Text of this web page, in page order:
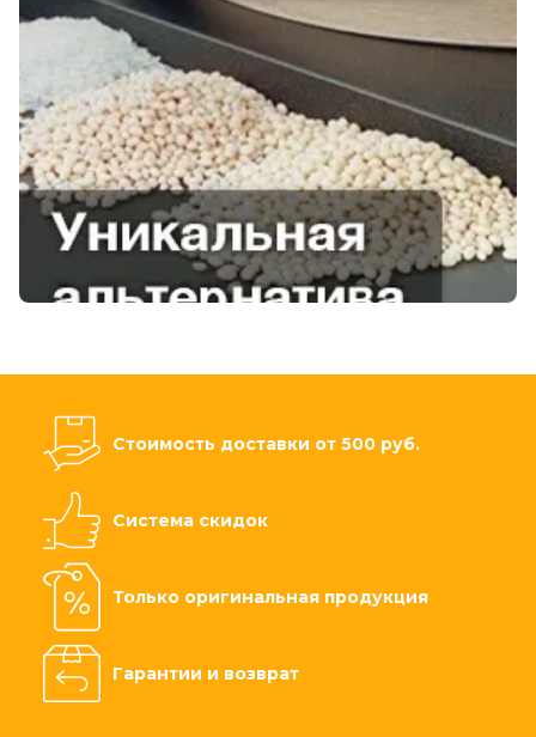
Стоимость доставки от 500 руб.
Система скидок
Только оригинальная продукция
Гарантии и возврат